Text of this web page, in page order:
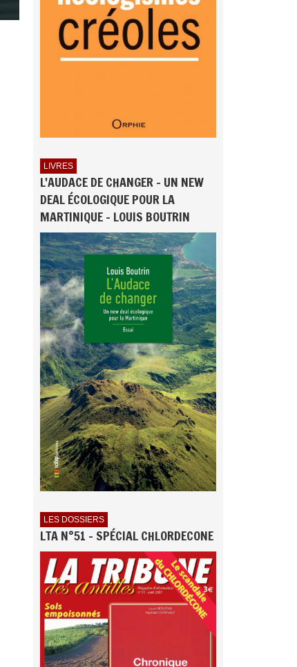
LIVRES
L'AUDACE DE CHANGER - UN NEW
DEAL ÉCOLOGIQUE POUR LA
MARTINIQUE - LOUIS BOUTRIN
LES DOSSIERS
LTA N°51 - SPÉCIAL CHLORDECONE